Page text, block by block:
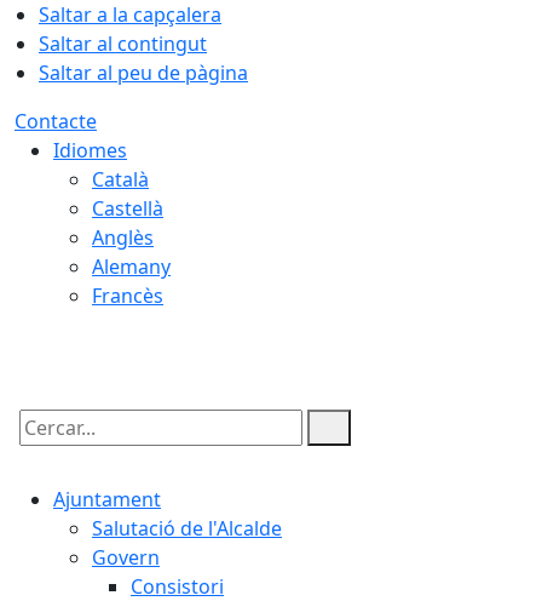
Saltar a la capçalera
Saltar al contingut
Saltar al peu de pàgina
Contacte
Idiomes
Català
Castellà
Anglès
Alemany
Francès
Cercar:
Ajuntament
Salutació de l'Alcalde
Govern
Consistori